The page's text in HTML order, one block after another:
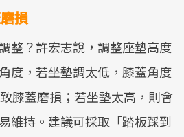
損
整？許宏志說，調整座墊高度
度，若坐墊調太低，膝蓋角度
膝蓋磨損；若坐墊太高，則會
維持。建議可採取「踏板踩到